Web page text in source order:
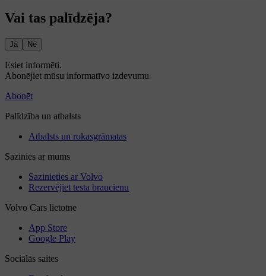
Vai tas palīdzēja?
Jā Nē